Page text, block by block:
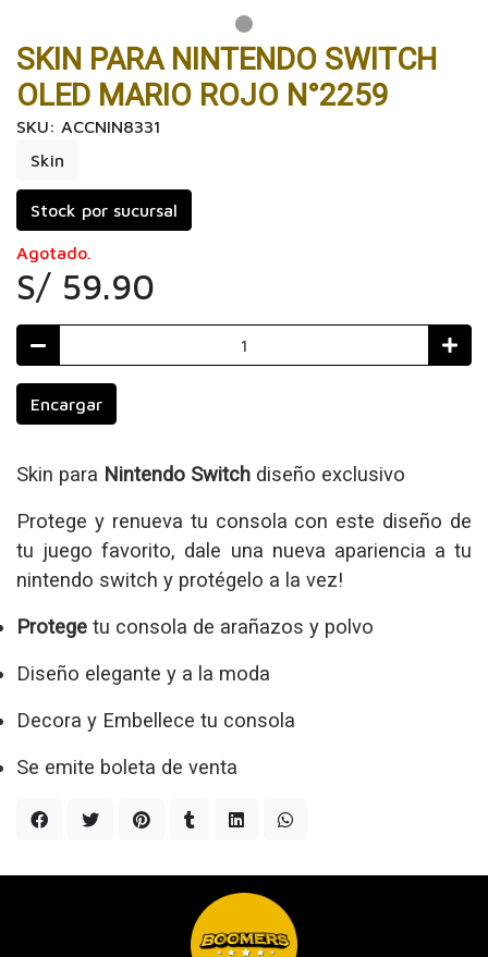
SKIN PARA NINTENDO SWITCH
OLED MARIO ROJO N°2259
SKU: ACCNIN8331
Skin
Stock por sucursal
Agotado.
S/ 59.90
Encargar
Skin para Nintendo Switch diseño exclusivo
Protege y renueva tu consola con este diseño de
tu juego favorito, dale una nueva apariencia a tu
nintendo switch y protégelo a la vez!
Protege tu consola de arañazos y polvo
Diseño elegante y a la moda
Decora y Embellece tu consola
Se emite boleta de venta